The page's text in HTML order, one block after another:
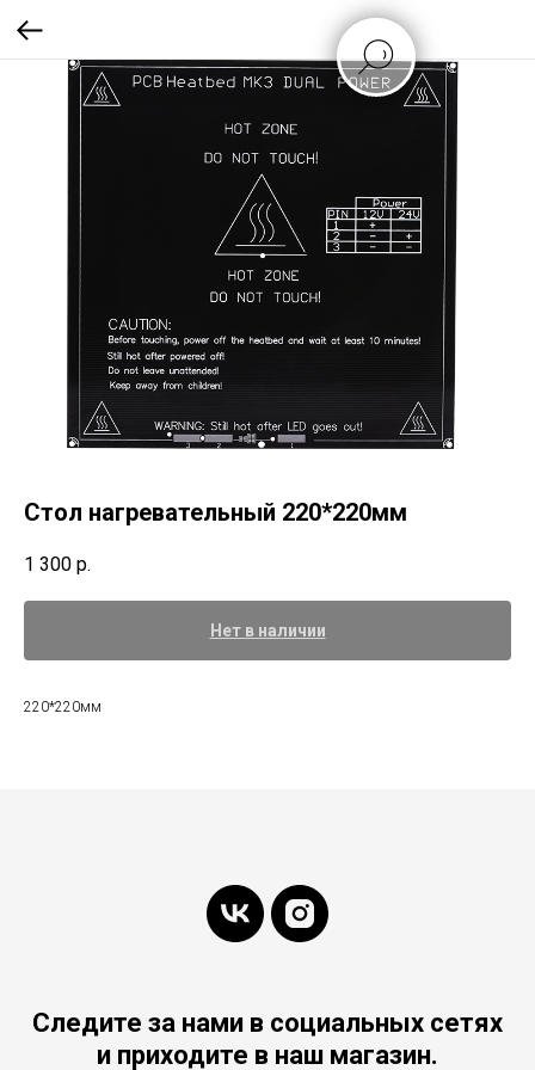
Стол нагревательный 220*220мм
1 300 р.
Нет в наличии
220*220мм
Следите за нами в социальных сетях
и приходите в наш магазин.